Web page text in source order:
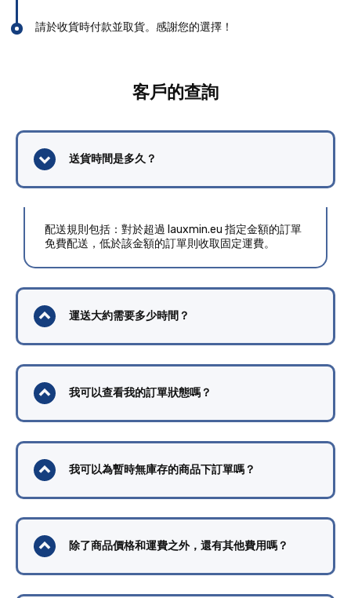
請於收貨時付款並取貨。感謝您的選擇！
客戶的查詢
送貨時間是多久？
配送規則包括：對於超過 lauxmin.eu 指定金額的訂單
免費配送，低於該金額的訂單則收取固定運費。
運送大約需要多少時間？
我可以查看我的訂單狀態嗎？
我可以為暫時無庫存的商品下訂單嗎？
除了商品價格和運費之外，還有其他費用嗎？